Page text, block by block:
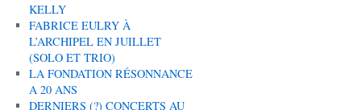
KELLY
FABRICE EULRY À
L’ARCHIPEL EN JUILLET
(SOLO ET TRIO)
LA FONDATION RÉSONNANCE
A 20 ANS
DERNIERS (?) CONCERTS AU